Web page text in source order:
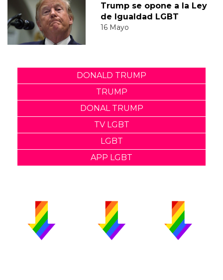
Trump se opone a la Ley
de Igualdad LGBT
16 Mayo
DONALD TRUMP
TRUMP
DONAL TRUMP
TV LGBT
LGBT
APP LGBT